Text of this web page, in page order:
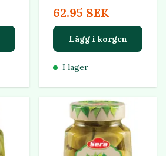
62.95 SEK
Lägg i korgen
I lager